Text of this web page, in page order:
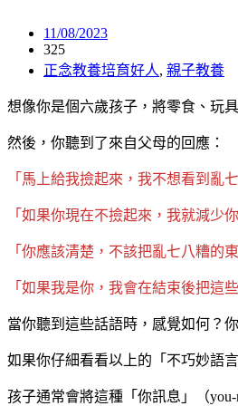
11/08/2023
325
正念教養培育好人, 親子教養
想像你是個六歲孩子，將零食、玩
然後，你聽到了來自父母的回應：
「馬上給我撿起來，我不想看到亂
「如果你現在不撿起來，我就減少
「你應該清楚，不該把亂七八糟的
「如果我是你，我會在結束後把這
當你聽到這些話語時，感覺如何？
如果你仔細看看以上的「不巧妙語
孩子通常會將這種「你訊息」（